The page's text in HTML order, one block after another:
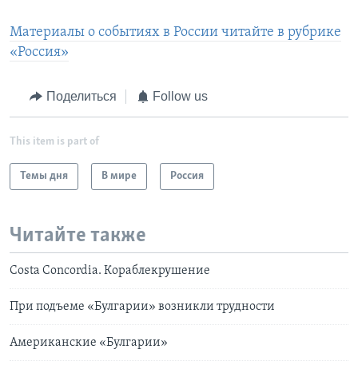
Материалы о событиях в России читайте в рубрике
«Россия»
Поделиться Follow us
This item is part of
Темы дня В мире Россия
Читайте также
Costa Concordia. Кораблекрушение
При подъеме «Булгарии» возникли трудности
Американские «Булгарии»